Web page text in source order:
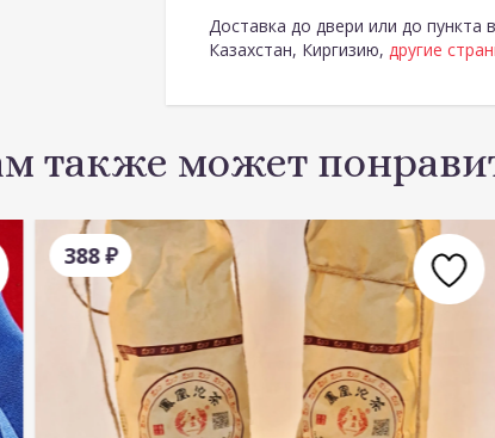
Доставка до двери или до пункта
Казахстан, Киргизию,другие
также может
388₽